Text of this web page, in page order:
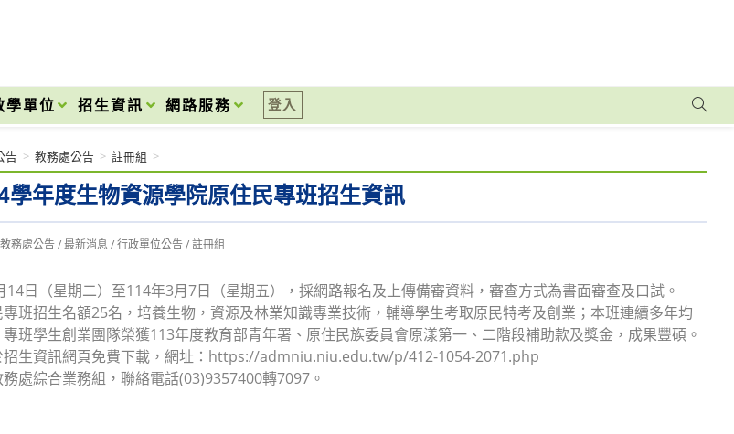
學單位 招生資訊 網路服務 登入
學年度生物資源學院原住民專班招生資訊
告 > 教務處公告 > 註冊組 >
教務處公告 / 最新消息 / 行政單位公告 / 註冊組
日（星期二）至114年3月7日（星期五），採網路報名及上傳備審資料，審查方式為書面審查及口試。
班招生名額25名，培養生物，資源及林業知識專業技術，輔導學生考取原民特考及創業；本班連續多年均
班學生創業團隊榮獲113年度教育部青年署、原住民族委員會原漾第一、二階段補助款及獎金，成果豐碩。
招生資訊網頁免費下載，網址：https://admniu.niu.edu.tw/p/412-1054-2071.php
處綜合業務組，聯絡電話(03)9357400轉7097。